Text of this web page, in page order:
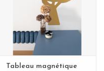
Tableau magnétique